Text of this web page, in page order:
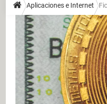
Aplicaciones e Internet